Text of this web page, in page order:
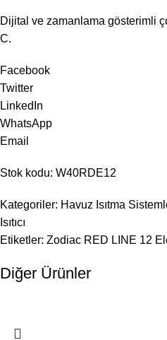
Dijital ve zamanlama gösterimli
C.
Facebook
Twitter
LinkedIn
WhatsApp
Email
Stok kodu: W40RDE12
Kategoriler: Havuz Isıtma
Isıtıcı
Etiketler: Zodiac RED LINE 12
Diğer Ürünler